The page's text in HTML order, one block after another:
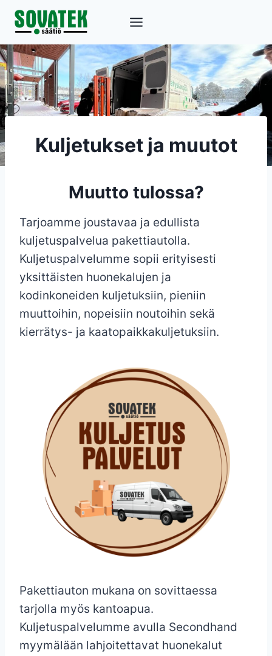
Siirry
sisältöön
Kuljetukset ja muutot
Muutto tulossa?
Tarjoamme joustavaa ja edullista
kuljetuspalvelua pakettiautolla.
Kuljetuspalvelumme sopii erityisesti
yksittäisten huonekalujen ja
kodinkoneiden kuljetuksiin, pieniin
muuttoihin, nopeisiin noutoihin sekä
kierrätys- ja kaatopaikkakuljetuksiin.
Pakettiauton mukana on sovittaessa
tarjolla myös kantoapua.
Kuljetuspalvelumme avulla Secondhand
myymälään lahjoitettavat huonekalut